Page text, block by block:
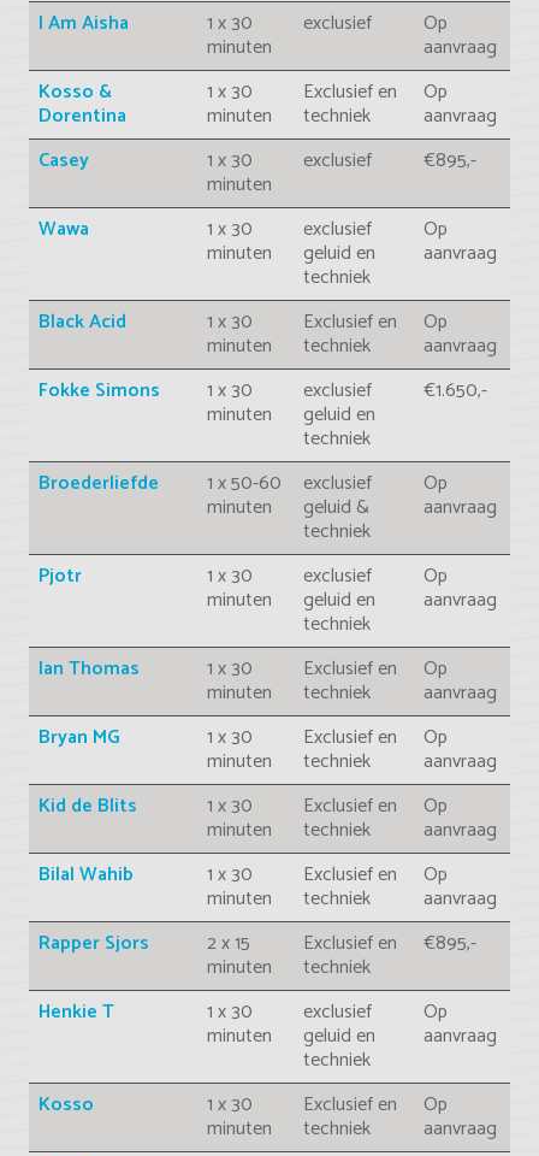
I Am Aisha
1 x 30
minuten
exclusief Op
aanvraag
Kosso &
Dorentina
1 x 30
minuten
Exclusief en
techniek
Op
aanvraag
Casey
1 x 30
minuten
exclusief €895,-
Wawa 1 x 30
minuten
exclusief
geluid en
techniek
Op
aanvraag
Black Acid 1 x 30
minuten
Exclusief en
techniek
Op
aanvraag
Fokke Simons
1 x 30
minuten
exclusief
geluid en
techniek
€1.650,-
Broederliefde 1 x 50-60
minuten
exclusief
geluid &
techniek
Op
aanvraag
Pjotr 1 x 30
minuten
exclusief
geluid en
techniek
Op
aanvraag
Ian Thomas 1 x 30
minuten
Exclusief en
techniek
Op
aanvraag
Bryan MG
1 x 30
minuten
Exclusief en
techniek
Op
aanvraag
Kid de Blits
1 x 30
minuten
Exclusief en
techniek
Op
aanvraag
Bilal Wahib
1 x 30
minuten
Exclusief en
techniek
Op
aanvraag
Rapper Sjors
2 x 15
minuten
Exclusief en
techniek
€895,-
Henkie T 1 x 30
minuten
exclusief
geluid en
techniek
Op
aanvraag
Kosso 1 x 30
minuten
Exclusief en
techniek
Op
aanvraag